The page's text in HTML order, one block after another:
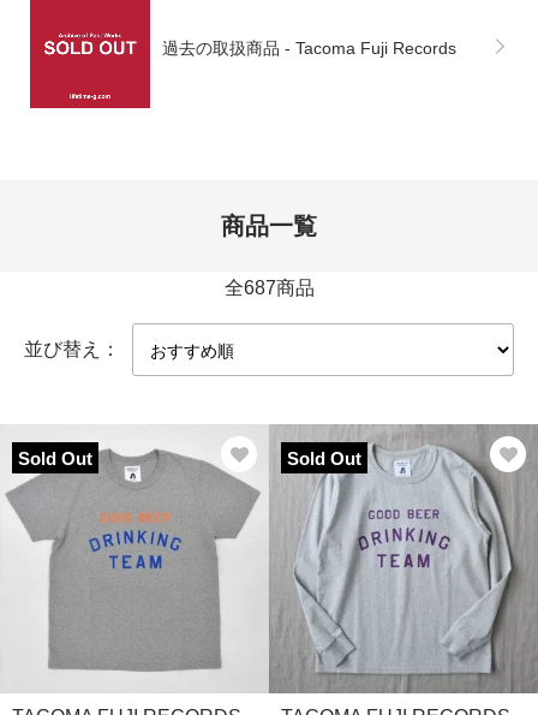
過去の取扱商品 - Tacoma Fuji Records
商品一覧
全687商品
並び替え：
Sold Out Sold Out